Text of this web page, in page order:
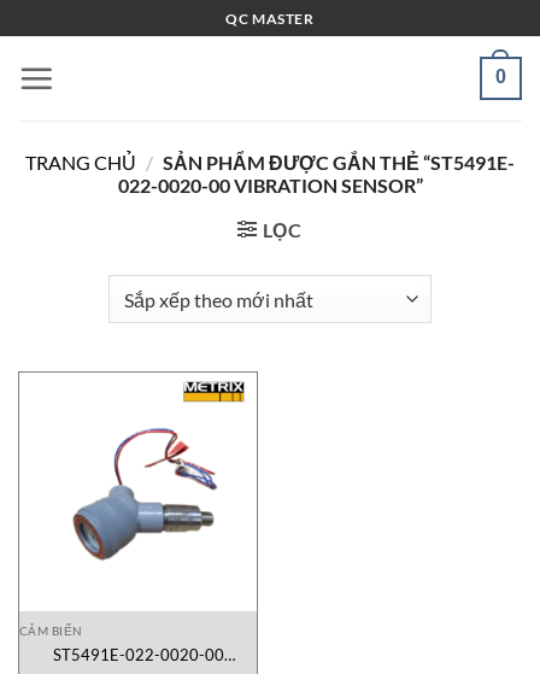
qua
nội
QC MASTER
0
TRANG CHỦ / SẢN PHẨM ĐƯỢC GẮN THẺ “ST5491E-
022-0020-00 VIBRATION SENSOR”
LỌC
CẢM BIẾN
ST5491E-022-0020-00